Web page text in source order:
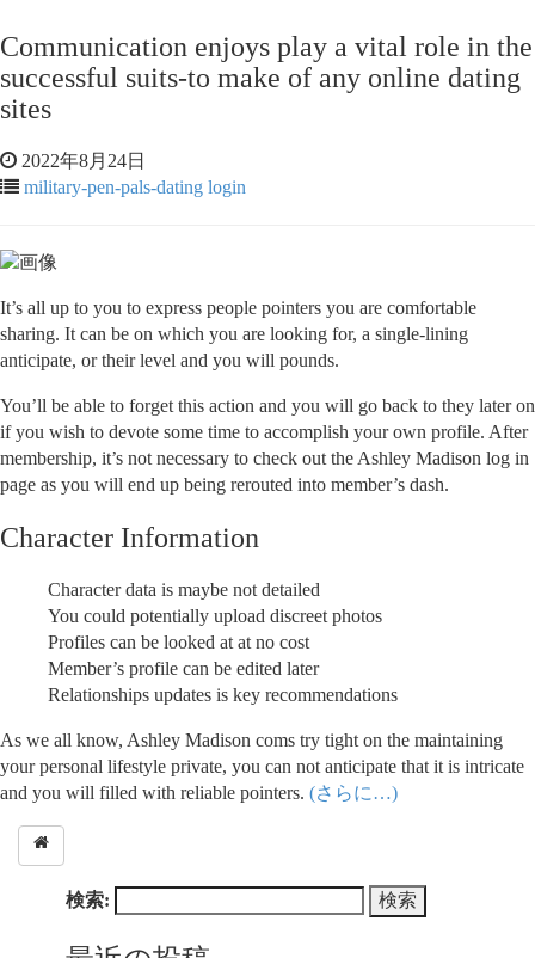
Communication enjoys play a vital role in the
successful suits-to make of any online dating
sites
2022年8月24日
military-pen-pals-dating login
It’s all up to you to express people pointers you are comfortable
sharing. It can be on which you are looking for, a single-lining
anticipate, or their level and you will pounds.
You’ll be able to forget this action and you will go back to they later on
if you wish to devote some time to accomplish your own profile. After
membership, it’s not necessary to check out the Ashley Madison log in
page as you will end up being rerouted into member’s dash.
Character Information
Character data is maybe not detailed
You could potentially upload discreet photos
Profiles can be looked at at no cost
Member’s profile can be edited later
Relationships updates is key recommendations
As we all know, Ashley Madison coms try tight on the maintaining
your personal lifestyle private, you can not anticipate that it is intricate
and you will filled with reliable pointers. (さらに…)
検索: